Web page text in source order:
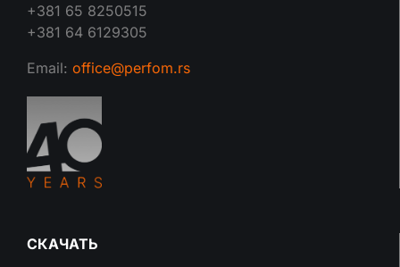
+381 65 8250515
+381 64 6129305
Email: office@perfom.rs
СКАЧАТЬ